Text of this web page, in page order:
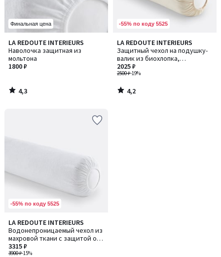
Финальная цена
LA REDOUTE INTERIEURS
Наволочка защитная из
мольтона
1800 ₽
4,3
/ 5
4,3
/
-55% по коду 5525
LA REDOUTE INTERIEURS
Защитный чехол на подушку-
валик из биохлопка,
непромокаемый
2500 ₽-19%
2025 ₽
4,2
/ 5
4,2
/
-55% по коду 5525
LA REDOUTE INTERIEURS
Водонепроницаемый чехол из
махровой ткани с защитой от
клещей
3900 ₽-15%
3315 ₽
5
/
5